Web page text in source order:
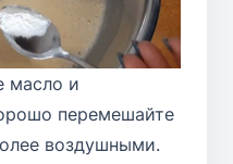
масло и
перемешайте
воздушными.